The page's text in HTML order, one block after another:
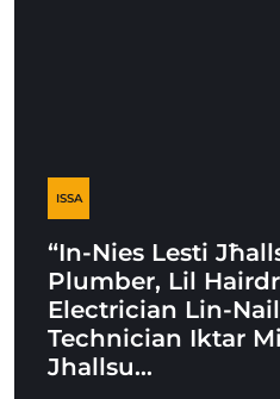
ISSA
“In-Nies Lesti
Plumber, Lil
Electrician Lin-Nail
Technician Iktar
Jhallsu…